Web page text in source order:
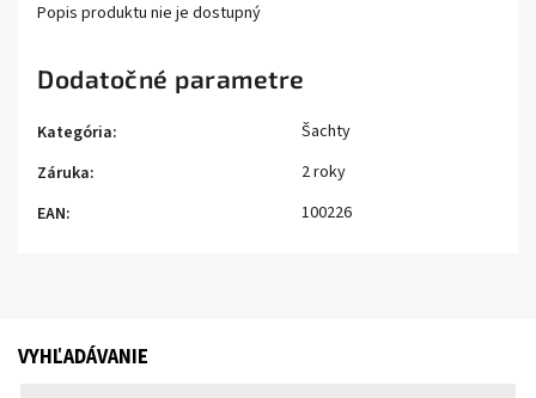
Popis produktu nie je dostupný
Dodatočné parametre
Kategória:
Šachty
Záruka:
2 roky
EAN: 100226
VYHĽADÁVANIE